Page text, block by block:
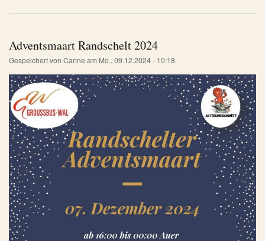
Adventsmaart Randschelt 2024
Gespeichert von Carine am Mo., 09.12.2024 - 10:18